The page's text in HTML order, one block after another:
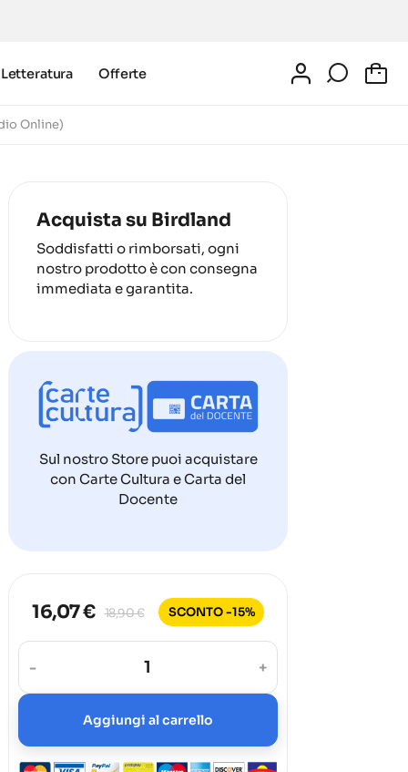
Letteratura Offerte
Online)
Acquista su Birdland
Soddisfatti o rimborsati, ogni
nostro prodotto è con consegna
immediata e garantita.
Sul nostro Store puoi acquistare
con Carte Cultura e Carta del
Docente
16,07 € 18,90 € SCONTO -15%
- +
Aggiungi al carrello